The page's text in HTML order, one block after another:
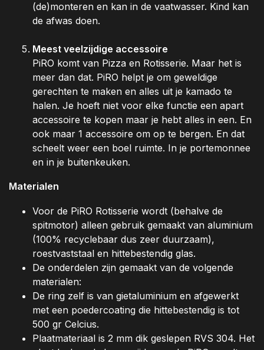
(de)monteren en kan in de vaatwasser. Kind kan
de afwas doen.
Meest veelzijdige accessoire
PiRO komt van Pizza en Rotisserie. Maar het is
meer dan dat. PiRO helpt je om geweldige
gerechten te maken en alles uit je kamado te
halen. Je hoeft niet voor elke functie een apart
accessoire te kopen maar je hebt alles in een. En
ook maar 1 accessoire om op te bergen. En dat
scheelt weer een boel ruimte. In je portemonnee
en in je buitenkeuken.
Materialen
Voor de PiRO Rotisserie wordt (behalve de
spitmotor) alleen gebruik gemaakt van aluminium
(100% recyclebaar dus zeer duurzaam),
roestvaststaal en hittebestendig glas.
De onderdelen zijn gemaakt van de volgende
materialen:
De ring zelf is van gietaluminium en afgewerkt
met een poedercoating die hittebestendig is tot
500 gr Celcius.
Plaatmateriaal is 2 mm dik geslepen RVS 304. Het